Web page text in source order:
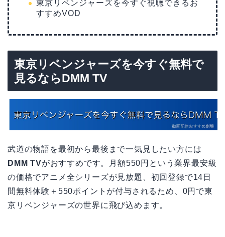
東京リベンジャーズを今すぐ視聴できるお
すすめVOD
東京リベンジャーズを今すぐ無料で
見るならDMM TV
武道の物語を最初から最後まで一気見したい方には
DMM TVがおすすめです。月額550円という業界最安級
の価格でアニメ全シリーズが見放題、初回登録で14日
間無料体験＋550ポイントが付与されるため、0円で東
京リベンジャーズの世界に飛び込めます。